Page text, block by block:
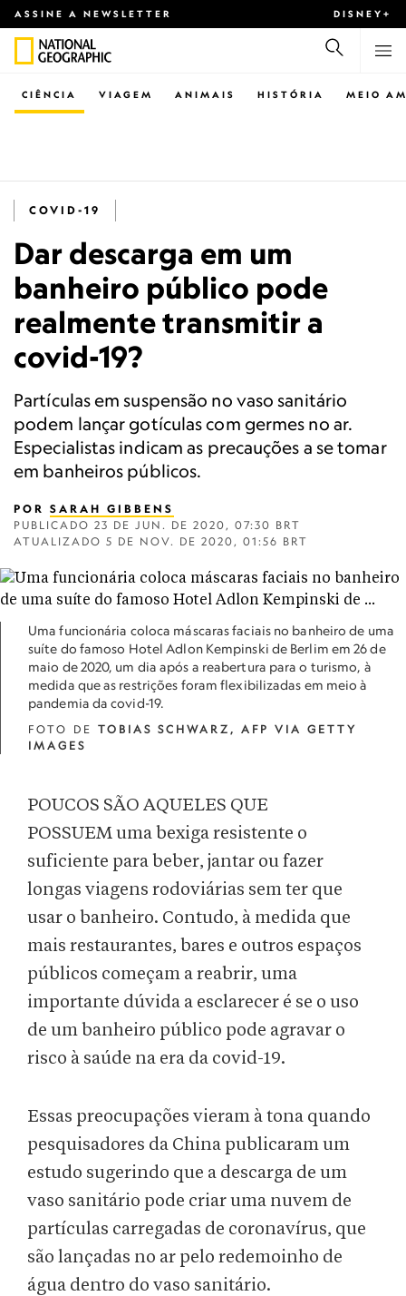
ASSINE A NEWSLETTER DISNEY+
CIÊNCIA VIAGEM ANIMAIS HISTÓRIA MEIO
COVID-19
Dar descarga em um
banheiro público pode
realmente transmitir a
covid-19?
Partículas em suspensão no vaso sanitário
podem lançar gotículas com germes no ar.
Especialistas indicam as precauções a se tomar
em banheiros públicos.
POR SARAH GIBBENS
PUBLICADO 23 DE JUN. DE 2020, 07:30 BRT
ATUALIZADO 5 DE NOV. DE 2020, 01:56 BRT
Uma funcionária coloca máscaras faciais no banheiro de uma
suíte do famoso Hotel Adlon Kempinski de Berlim em 26 de
maio de 2020, um dia após a reabertura para o turismo, à
medida que as restrições foram flexibilizadas em meio à
pandemia da covid-19.
FOTO DE TOBIAS SCHWARZ, AFP VIA GETTY
IMAGES
POUCOS SÃO AQUELES QUE
POSSUEM uma bexiga resistente o
suficiente para beber, jantar ou fazer
longas viagens rodoviárias sem ter que
usar o banheiro. Contudo, à medida que
mais restaurantes, bares e outros espaços
públicos começam a reabrir, uma
importante dúvida a esclarecer é se o uso
de um banheiro público pode agravar o
risco à saúde na era da covid-19.
Essas preocupações vieram à tona quando
pesquisadores da China publicaram um
estudo sugerindo que a descarga de um
vaso sanitário pode criar uma nuvem de
partículas carregadas de coronavírus, que
são lançadas no ar pelo redemoinho de
água dentro do vaso sanitário.